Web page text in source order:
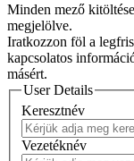
Minden mező
megjelölve.
Iratkozzon föl a
kapcsolatos
másért.
User Details
Keresztnév
Vezetéknév